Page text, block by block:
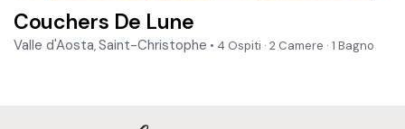
Couchers De Lune
Valle d'Aosta,Saint-Christophe • 4 Ospiti · 2 Camere · 1 Bagno